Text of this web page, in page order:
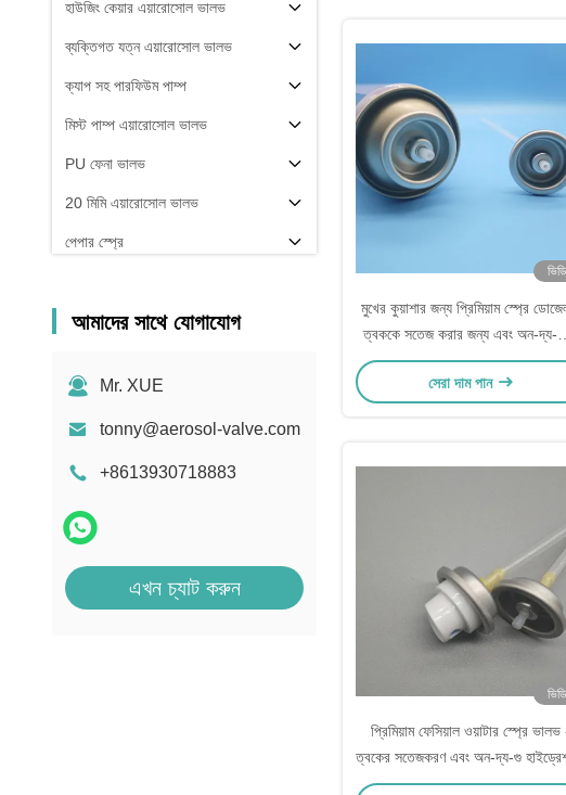
হাউজিং কেয়ার এয়ারোসোল ভালভ
ব্যক্তিগত যত্ন এয়ারোসোল ভালভ
ক্যাপ সহ পারফিউম পাম্প
মিস্ট পাম্প এয়ারোসোল ভালভ
PU ফেনা ভালভ
20 মিমি এয়ারোসোল ভালভ
পেপার স্প্রে
আমাদের সাথে যোগাযোগ
Mr. XUE
tonny@aerosol-valve.com
+8613930718883
এখন চ্যাট করুন
মুখের কুয়াশার জন্য প্রিমিয়াম স্প্রে
ত্বককে সতেজ করার জন্য এবং অন-দ্য-
সৌন্দর্যের জন্য - স্পেসিফিকেশনঃ ফাইন
স্প্রে
সেরা দাম পান
প্রিমিয়াম ফেসিয়াল ওয়াটার স্প্রে ভালভ
ত্বকের সতেজকরণ এবং অন-দ্য-গু
স্পেসিফিকেশনঃ ফাইন মিস্ট